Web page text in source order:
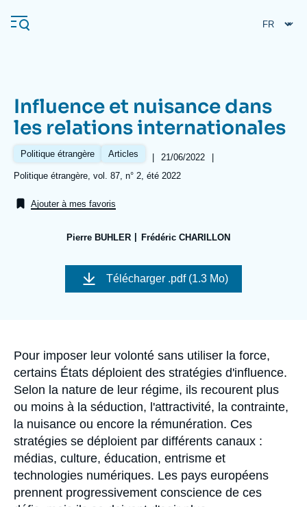
au
contenu
Navigation
principale
L'Ifri
Analyses
Événements
Influence et nuisance dans
les relations internationales
Politique étrangère Articles |
Date
de
21/06/2022
|
Références
Politique étrangère, vol. 87, n° 2, été 2022
Ajouter à mes favoris
Pierre BUHLER Frédéric CHARILLON
couverture
Télécharger .pdf (1.3 Mo)
Accroche
Pour imposer leur volonté sans utiliser la force,
certains États déploient des stratégies d'influence.
Selon la nature de leur régime, ils recourent plus
ou moins à la séduction, l'attractivité, la contrainte,
la nuisance ou encore la rémunération. Ces
stratégies se déploient par différents canaux :
médias, culture, éducation, entrisme et
technologies numériques. Les pays européens
prennent progressivement conscience de ces